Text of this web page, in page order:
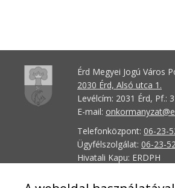
Érd Megyei Jogú Város
2030 Érd, Alsó utca 1.
Levélcím: 2031 Érd, Pf.:
E-mail:
Telefonközpont: 06-23-
Ügyfélszolgálat: 06-23-
Hivatali Kapu: ERDPH